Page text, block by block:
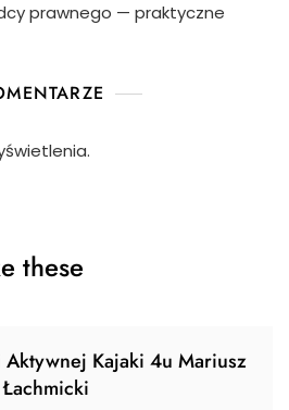
prawnego — praktyczne
these
Aktywnej Kajaki 4u Mariusz
Łachmicki